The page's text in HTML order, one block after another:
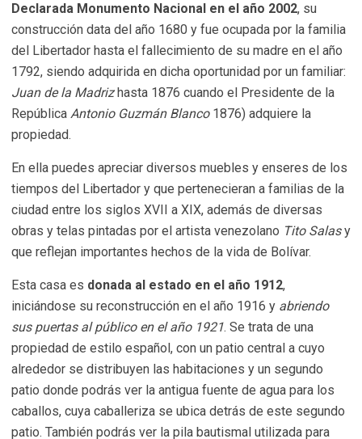
Declarada Monumento Nacional en el año 2002, su
construcción data del año 1680 y fue ocupada por la familia
del Libertador hasta el fallecimiento de su madre en el año
1792, siendo adquirida en dicha oportunidad por un familiar:
Juan de la Madrizhasta 1876 cuando el Presidente de la
República Antonio Guzmán Blanco1876) adquiere la
propiedad.
En ella puedes apreciar diversos muebles y enseres de los
tiempos del Libertador y que pertenecieran a familias de la
ciudad entre los siglos XVII a XIX, además de diversas
obras y telas pintadas por el artista venezolano Tito Salasy
que reflejan importantes hechos de la vida de Bolívar.
Esta casa es donada al estado en el año 1912,
iniciándose su reconstrucción en el año 1916 y abriendo
sus puertas al público en el año 1921. Se trata de una
propiedad de estilo español, con un patio central a cuyo
alrededor se distribuyen las habitaciones y un segundo
patio donde podrás ver la antigua fuente de agua para los
caballos, cuya caballeriza se ubica detrás de este segundo
patio. También podrás ver la pila bautismal utilizada para